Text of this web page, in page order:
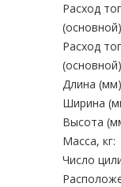
Расход
Расход
Длина
Ширина
Высота
Масса, кг:
Число